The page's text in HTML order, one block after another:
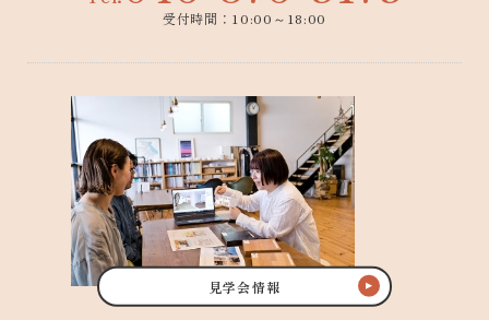
受付時間：10:00～18:00
見学会情報